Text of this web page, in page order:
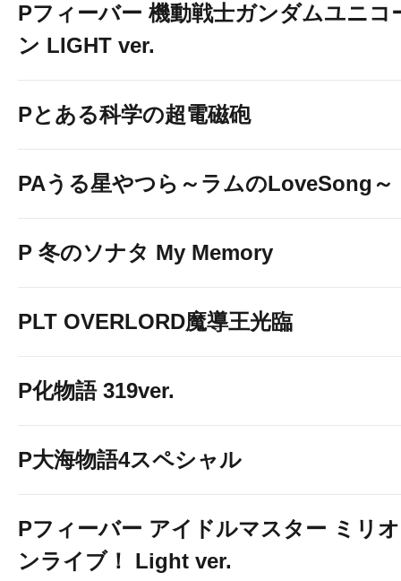
Pフィーバー 機動戦士ガンダムユニコ
ン LIGHT ver.
Pとある科学の超電磁砲
PAうる星やつら～ラムのLoveSong～
P 冬のソナタ My Memory
PLT OVERLORD魔導王光臨
P化物語 319ver.
P大海物語4スペシャル
Pフィーバー アイドルマスター ミリオ
ンライブ！ Light ver.